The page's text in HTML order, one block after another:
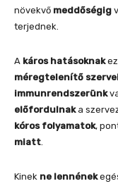
növekvő meddőségig
terjednek.
A káros hatásoknak
méregtelenítő
immunrendszerünk
előfordulnaka
kóros folyamatok,
miatt
Kinek ne lennének